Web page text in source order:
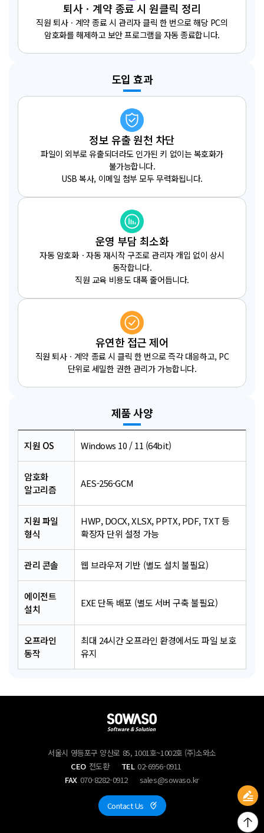
퇴사ㆍ계약 종료 시 원클릭 정리
직원 퇴사ㆍ계약 종료 시 관리자 클릭 한 번으로 해당 PC의
암호화를 해제하고 보안 프로그램을 자동 종료합니다.
도입 효과
정보 유출 원천 차단
파일이 외부로 유출되더라도 인가된 키 없이는 복호화가
불가능합니다.
USB 복사, 이메일 첨부 모두 무력화됩니다.
운영 부담 최소화
자동 암호화ㆍ자동 재시작 구조로 관리자 개입 없이 상시
동작합니다.
직원 교육 비용도 대폭 줄어듭니다.
유연한 접근 제어
직원 퇴사ㆍ계약 종료 시 클릭 한 번으로 즉각 대응하고, PC
단위로 세밀한 권한 관리가 가능합니다.
제품 사양
지원 OS Windows 10 / 11 (64bit)
암호화
알고리즘
AES-256-GCM
지원 파일
형식
HWP, DOCX, XLSX, PPTX, PDF, TXT 등
확장자 단위 설정 가능
관리 콘솔 웹 브라우저 기반 (별도 설치 불필요)
에이전트
설치
EXE 단독 배포 (별도 서버 구축 불필요)
오프라인
동작
최대 24시간 오프라인 환경에서도 파일 보호
유지
서울시 영등포구 양산로 85, 1001호~1002호 (주)소와소
CEO 전도환 TEL 02-6956-0911
FAX 070-8282-0912 sales@sowaso.kr
Contact Us